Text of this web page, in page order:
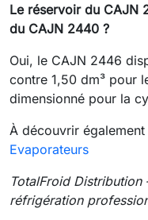
Le réservoir du CAJN
du CAJN 2440 ?
Oui, le CAJN 2446
contre 1,50 dm³ pour
dimensionné pour la
À découvrir également
Evaporateurs
TotalFroid
réfrigération